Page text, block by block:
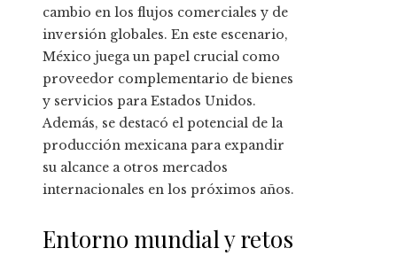
cambio en los flujos comerciales y de
inversión globales. En este escenario,
México juega un papel crucial como
proveedor complementario de bienes
y servicios para Estados Unidos.
Además, se destacó el potencial de la
producción mexicana para expandir
su alcance a otros mercados
internacionales en los próximos años.
Entorno mundial y retos